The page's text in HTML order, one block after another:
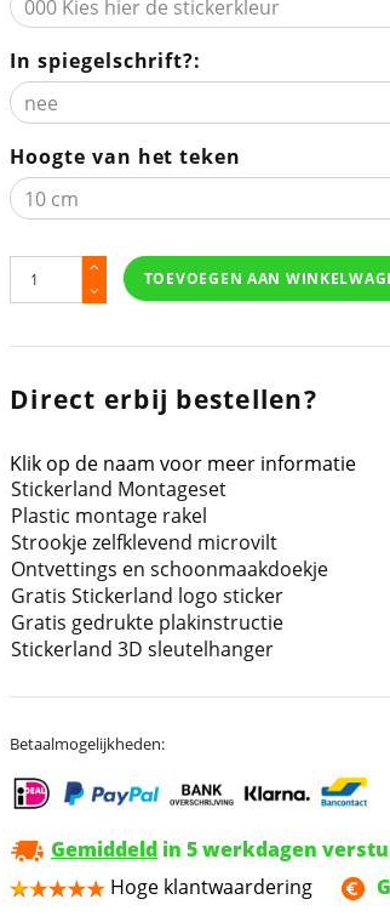
In spiegelschrift?:
Hoogte van het teken
TOEVOEGEN AAN
Direct erbij bestellen?
Klik op de naam voor meer informatie
Stickerland Montageset
Plastic montage rakel
Strookje zelfklevend microvilt
Ontvettings en schoonmaakdoekje
Gratis Stickerland logo sticker
Gratis gedrukte plakinstructie
Stickerland 3D sleutelhanger
Betaalmogelijkheden:
Gemiddeld in 5 werkdagen
Hoge klantwaardering